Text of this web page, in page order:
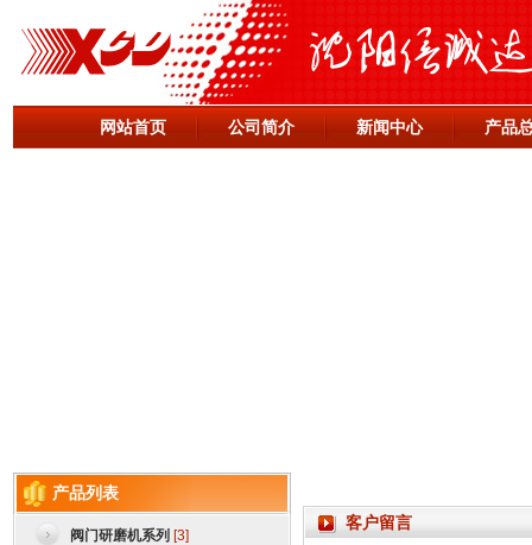
网站首页 公司简介 新闻中心 产品
产品列表
阀门研磨机系列 [3]
客户留言